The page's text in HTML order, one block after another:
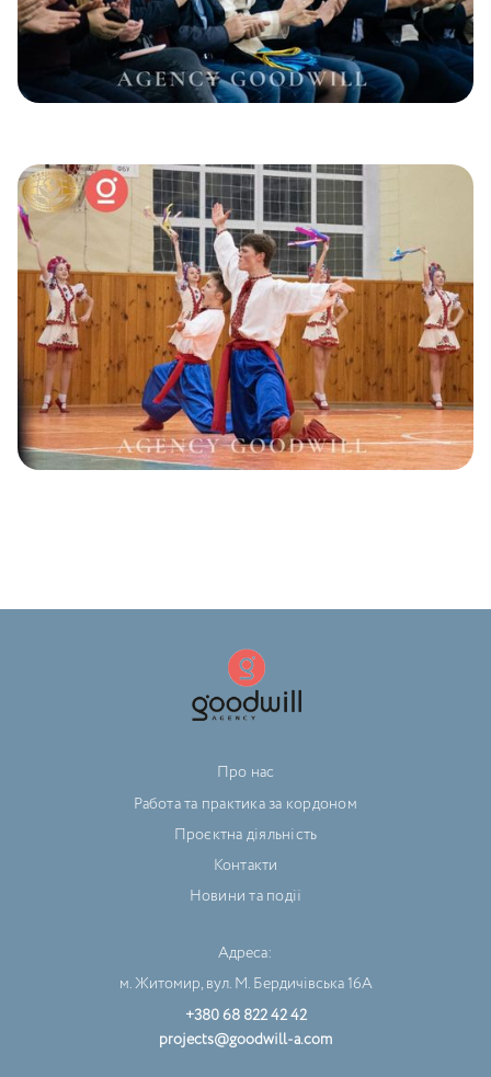
Про нас
Работа та практика за кордоном
Проєктна діяльність
Контакти
Новини та події
Адреса:
м. Житомир, вул. М. Бердичівська 16А
+380 68 822 42 42
projects@goodwill-a.com